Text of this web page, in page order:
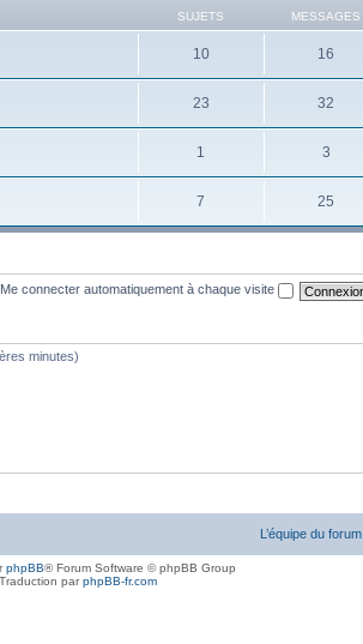
SUJETS MESSAGES
10 16
23 32
1 3
7 25
Me connecter automatiquement à chaque visite
minutes)
L’équipe du forum
phpBB® Forum Software © phpBB Group
Traduction parphpBB-fr.com